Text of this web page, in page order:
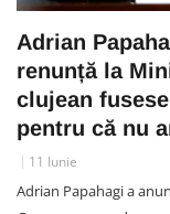
Adrian
renunță la
clujean
pentru că nu
11 Iunie
Adrian Papahagi a